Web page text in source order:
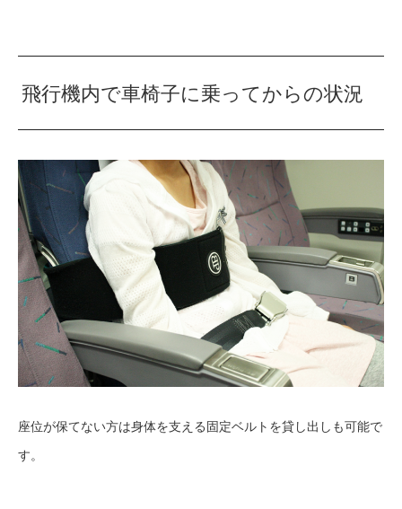
飛行機内で車椅子に乗ってからの状況
座位が保てない方は身体を支える固定ベルトを貸し出しも可能で
す。